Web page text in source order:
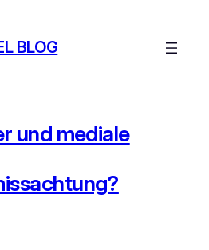
BLOG
und mediale